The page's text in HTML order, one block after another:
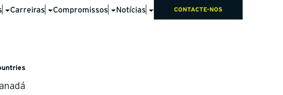
Carreiras Compromissos Notícias CONTACTE-NOS